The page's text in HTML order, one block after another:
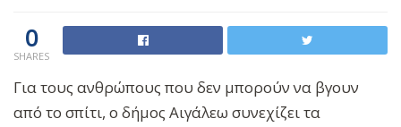
0
SHARES
Για τους ανθρώπους που δεν μπορούν να βγουν
από το σπίτι, ο δήμος Αιγάλεω συνεχίζει τα